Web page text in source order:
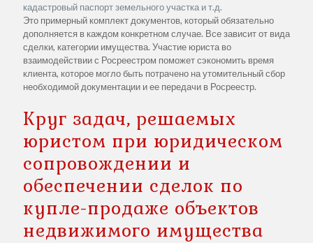
кадастровый паспорт земельного участка и т.д.
Это примерный комплект документов, который обязательно
дополняется в каждом конкретном случае. Все зависит от вида
сделки, категории имущества. Участие юриста во
взаимодействии с Росреестром поможет сэкономить время
клиента, которое могло быть потрачено на утомительный сбор
необходимой документации и ее передачи в Росреестр.
Круг задач, решаемых
юристом при юридическом
сопровождении и
обеспечении сделок по
купле-продаже объектов
недвижимого имущества